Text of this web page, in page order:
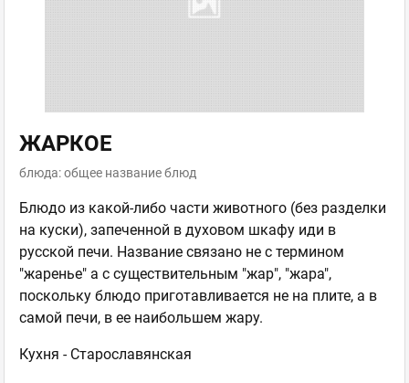
ЖАРКОЕ
блюда: общее название блюд
Блюдо из какой-либо части животного (без разделки
на куски), запеченной в духовом шкафу иди в
русской печи. Название связано не с термином
"жаренье" а с существительным "жар", "жара",
поскольку блюдо приготавливается не на плите, а в
самой печи, в ее наибольшем жару.
Кухня - Старославянская